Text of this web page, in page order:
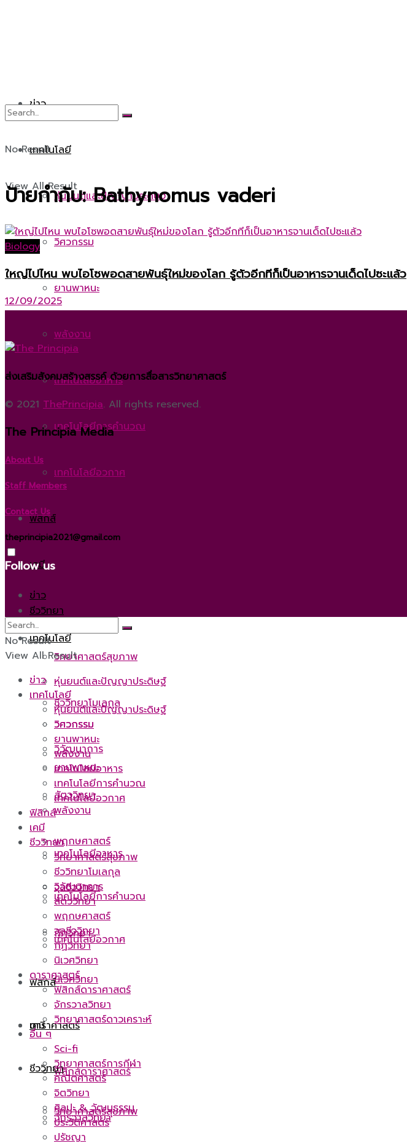
ข่าว
เทคโนโลยี
หุ่นยนต์และปัญญาประดิษฐ์
วิศวกรรม
ยานพาหนะ
พลังงาน
เทคโนโลยีอาหาร
เทคโนโลยีการคำนวณ
เทคโนโลยีอวกาศ
ฟิสิกส์
เคมี
ชีววิทยา
วิทยาศาสตร์สุขภาพ
ชีววิทยาโมเลกุล
วิวัฒนาการ
สัตววิทยา
พฤกษศาสตร์
จุลชีววิทยา
กีฏวิทยา
นิเวศวิทยา
ดาราศาสตร์
ฟิสิกส์ดาราศาสตร์
จักรวาลวิทยา
ข่าว
เทคโนโลยี
หุ่นยนต์และปัญญาประดิษฐ์
วิศวกรรม
ยานพาหนะ
พลังงาน
เทคโนโลยีอาหาร
เทคโนโลยีการคำนวณ
เทคโนโลยีอวกาศ
ฟิสิกส์
เคมี
ชีววิทยา
วิทยาศาสตร์สุขภาพ
No Result
View All Result
ป้ายกำกับ:Bathynomus vaderi
Biology
ใหญ่ไปไหน พบไอโซพอดสายพันธุ์ใหม่ของโลก รู้ตัวอีกทีก็เป็นอาหารจานเด็ดไปซะแล้ว
12/09/2025
ส่งเสริมสังคมสร้างสรรค์ ด้วยการสื่อสารวิทยาศาสตร์
© 2021 ThePrincipia. All rights reserved.
The Principia Media
About Us
Staff Members
Contact Us
theprincipia2021@gmail.com
Follow us
No Result
View All Result
ข่าว
เทคโนโลยี
หุ่นยนต์และปัญญาประดิษฐ์
วิศวกรรม
ยานพาหนะ
พลังงาน
เทคโนโลยีอาหาร
เทคโนโลยีการคำนวณ
เทคโนโลยีอวกาศ
ฟิสิกส์
เคมี
ชีววิทยา
วิทยาศาสตร์สุขภาพ
ชีววิทยาโมเลกุล
วิวัฒนาการ
สัตววิทยา
พฤกษศาสตร์
จุลชีววิทยา
กีฏวิทยา
นิเวศวิทยา
ดาราศาสตร์
ฟิสิกส์ดาราศาสตร์
จักรวาลวิทยา
วิทยาศาสตร์ดาวเคราะห์
อื่น ๆ
Sci-fi
วิทยาศาสตร์การกีฬา
คณิตศาสตร์
จิตวิทยา
ศิลปะ & วัฒนธรรม
ประวัติศาสตร์
ปรัชญา